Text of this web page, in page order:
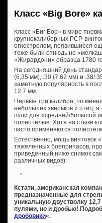
Класс «Big Bore»
Класс «Биг Бор» в мире
крупнокалиберных PCP-
огнестрелом, появившиеся
тоже были отнюдь не
«Жирардони» образца 1780
На сегодняшний день
(6,35 мм), .30 (7,62 мм) и .38/
заметную популярность в
12,7 мм.
Первые три калибра, по
небольших зверьков и птиц,
пули для «средней/большой
полнотелые. Хотя на стыке
часто применяются
Естественно, мощь винтовок
тяжеленных боеприпасов,
приведенный ниже снимок
различных видов):
Кстати, американская
предназначенные для
уникальную двустволку
пулями, но и дробью!
дробовики«.